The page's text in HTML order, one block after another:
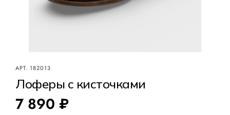
АРТ. 182013
Лоферы с кисточками
7 890 ₽